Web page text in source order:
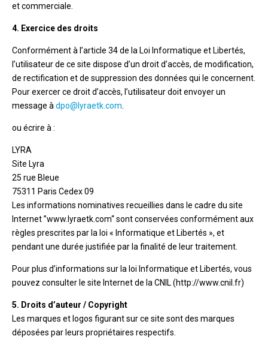
et commerciale.
4. Exercice des droits
Conformément à l’article 34 de la Loi Informatique et Libertés,
l’utilisateur de ce site dispose d’un droit d’accès, de modification,
de rectification et de suppression des données qui le concernent.
Pour exercer ce droit d’accès, l’utilisateur doit envoyer un
message à dpo@lyraetk.com
ou écrire à :
LYRA
Site Lyra
25 rue Bleue
75311 Paris Cedex 09
Les informations nominatives recueillies dans le cadre du site
Internet ”www.lyraetk.com“ sont conservées conformément aux
règles prescrites par la loi « Informatique et Libertés », et
pendant une durée justifiée par la finalité de leur traitement.
Pour plus d’informations sur la loi Informatique et Libertés, vous
pouvez consulter le site Internet de la CNIL (http://www.cnil.fr)
5. Droits d’auteur / Copyright
Les marques et logos figurant sur ce site sont des marques
déposées par leurs propriétaires respectifs.